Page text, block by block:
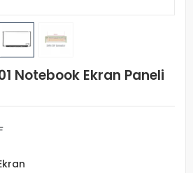
Notebook Ekran Paneli